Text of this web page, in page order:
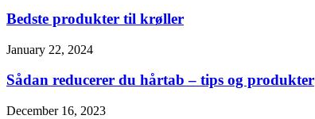
Bedste produkter til krøller
January 22, 2024
Sådan reducerer du hårtab – tips og produkter
December 16, 2023